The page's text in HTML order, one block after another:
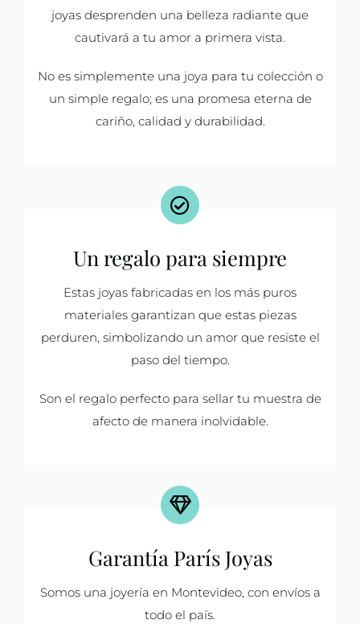
joyas desprenden una belleza radiante que
cautivará a tu amor a primera vista.
No es simplemente una joya para tu colección o
un simple regalo; es una promesa eterna de
cariño, calidad y durabilidad.
Un regalo para siempre
Estas joyas fabricadas en los más puros
materiales garantizan que estas piezas
perduren, simbolizando un amor que resiste el
paso del tiempo.
Son el regalo perfecto para sellar tu muestra de
afecto de manera inolvidable.
Garantía París Joyas
Somos una joyería en Montevideo, con envíos a
todo el país.